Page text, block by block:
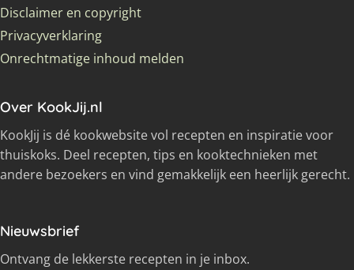
Disclaimer en copyright
Privacyverklaring
Onrechtmatige inhoud melden
Over KookJij.nl
KookJij is dé kookwebsite vol recepten en inspiratie voor
thuiskoks. Deel recepten, tips en kooktechnieken met
andere bezoekers en vind gemakkelijk een heerlijk gerecht.
Nieuwsbrief
Ontvang de lekkerste recepten in je inbox.